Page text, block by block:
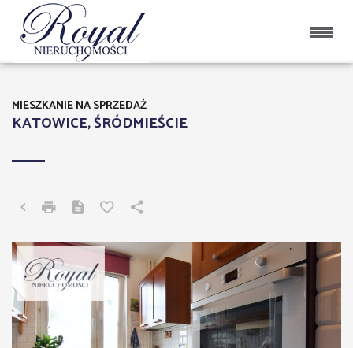
KATOWICE, ŚRÓDMIEŚCIE
MIESZKANIE NA SPRZEDAŻ